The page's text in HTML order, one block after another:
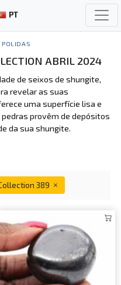
PT
POLIDAS
ABRIL 2024
de seixos de shungite,
revelar as suas
uma superfície lisa e
provêm de depósitos
da sua shungite.
389